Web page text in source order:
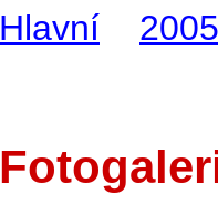
Hlavní 2005